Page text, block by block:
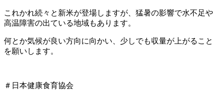
これかれ続々と新米が登場しますが、猛暑の影響で水不足や
高温障害の出ている地域もあります。
何とか気候が良い方向に向かい、少しでも収量が上がること
を願いします。
＃日本健康食育協会